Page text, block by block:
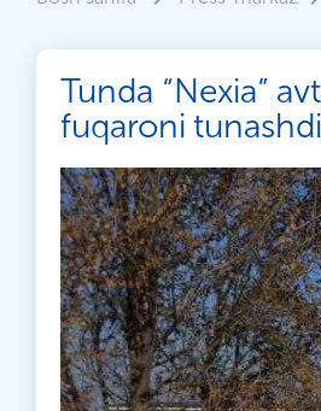
Tunda “Nexia”
fuqaroni tunashdi